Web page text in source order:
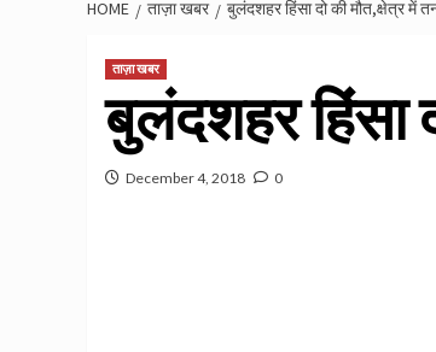
HOME ताज़ा खबर बुलंदशहर हिंसा दो की मौत,क्षेत्र में
ताज़ा खबर
बुलंदशहर हिंसा
December 4, 2018 0